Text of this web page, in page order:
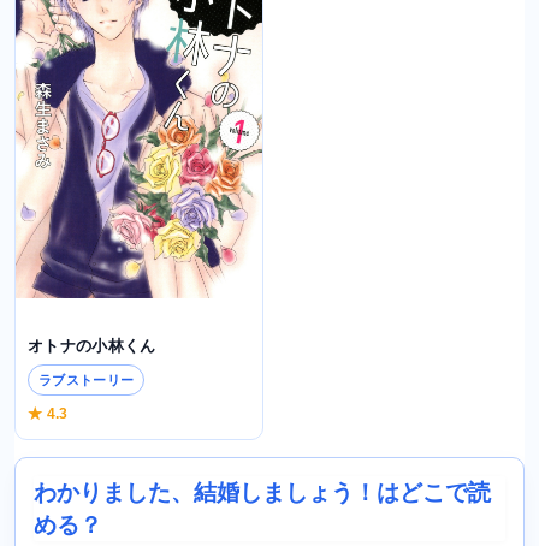
オトナの小林くん
ラブストーリー
★ 4.3
わかりました、結婚しましょう！はどこで読
める？